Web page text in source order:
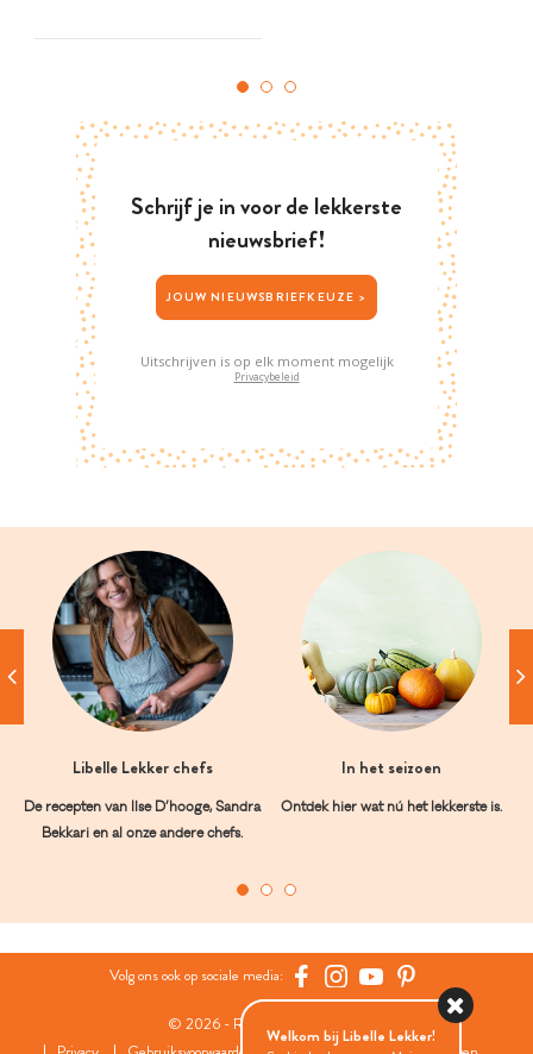
Schrijf je in voor de lekkerste
nieuwsbrief!
JOUW NIEUWSBRIEFKEUZE >
Uitschrijven is op elk moment mogelijk
Privacybeleid
Libelle Lekker chefs
De recepten van Ilse D’hooge, Sandra
Bekkari en al onze andere chefs.
In het seizoen
Ontdek hier wat nú het lekkerste is.
Volg ons ook op sociale media:
© 2026 - Roularta Media Group
Welkom bij Libelle Lekker!